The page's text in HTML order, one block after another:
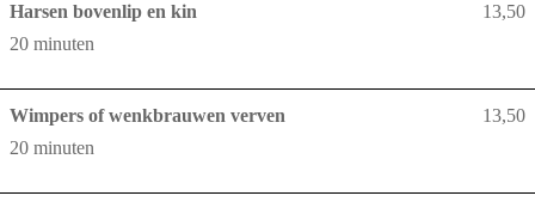
Harsen bovenlip en kin
20 minuten
13,50
Wimpers of wenkbrauwen verven
20 minuten
13,50